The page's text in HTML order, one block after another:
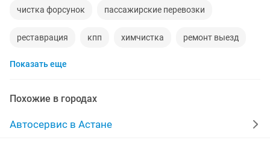
чистка форсунок пассажирские перевозки
реставрация кпп химчистка ремонт выезд
изготовление ключей
ремонт стартера автострахование
Показать еще
Похожие в городах
Автосервис в Астане